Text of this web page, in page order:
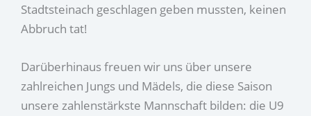
Stadtsteinach geschlagen geben mussten, keinen
Abbruch tat!
Darüberhinaus freuen wir uns über unsere
zahlreichen Jungs und Mädels, die diese Saison
unsere zahlenstärkste Mannschaft bilden: die U9